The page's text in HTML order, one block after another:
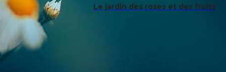
Le jardin des roses et des fruits